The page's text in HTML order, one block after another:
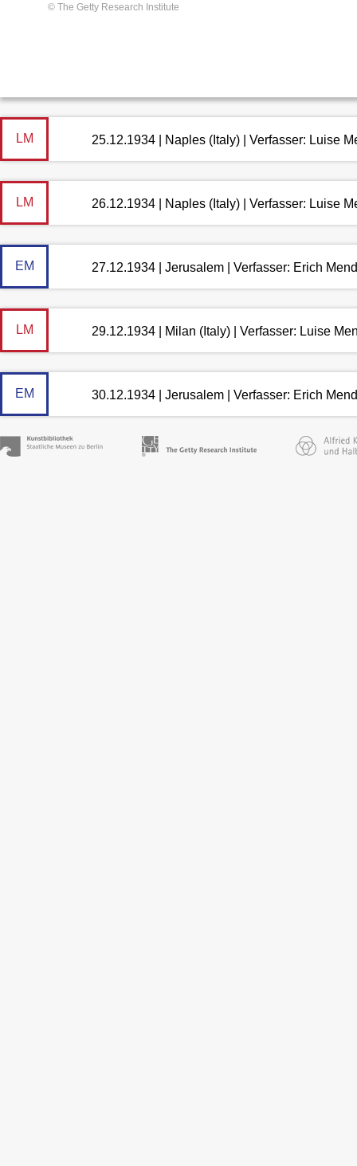
© The Getty Research Institute
LM 25.12.1934 | Naples (Italy) | Verfasser: Luise
LM 26.12.1934 | Naples (Italy) | Verfasser: Luise
EM 27.12.1934 | Jerusalem | Verfasser: Erich
LM 29.12.1934 | Milan (Italy) | Verfasser: Luise
EM 30.12.1934 | Jerusalem | Verfasser: Erich